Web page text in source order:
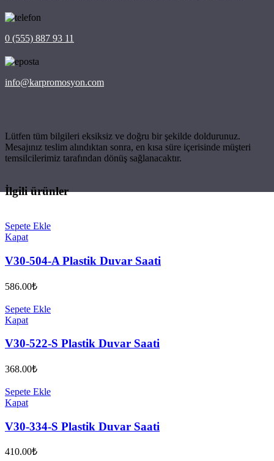
0 (555) 887 93 11
info@karpromosyon.com
Lütfen tüm bilgileri eksiksiz ve doğru bir şekilde doldurunuz.
Mesajınız teslim alındıktan sonra, en kısa süre içerisinde müşteri
temsilcilerimiz tarafından dönüş sağlanacaktır.
İlgili ürünler
Sepete Ekle
Kapat
V30-504-A Plastik Duvar Saati
586.00₺
Sepete Ekle
Kapat
V30-522-S Plastik Duvar Saati
368.00₺
Sepete Ekle
Kapat
V30-334-S Plastik Duvar Saati
410.00₺